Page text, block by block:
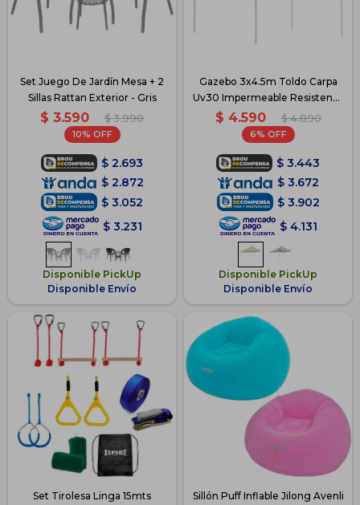
Set Juego De Jardín Mesa + 2
Sillas Rattan Exterior - Gris
$ 3.590 $ 3.990
10
$ 2.693
$ 2.872
$ 3.052
$ 3.231
Disponible PickUp
Disponible Envío
Gazebo 3x4.5m Toldo Carpa
Uv30 Impermeable Resistente
- Beige
$ 4.590 $ 4.890
6
$ 3.443
$ 3.672
$ 3.902
$ 4.131
Disponible PickUp
Disponible Envío
Set Tirolesa Linga 15mts
Sillón Puff Inflable Jilong Avenli